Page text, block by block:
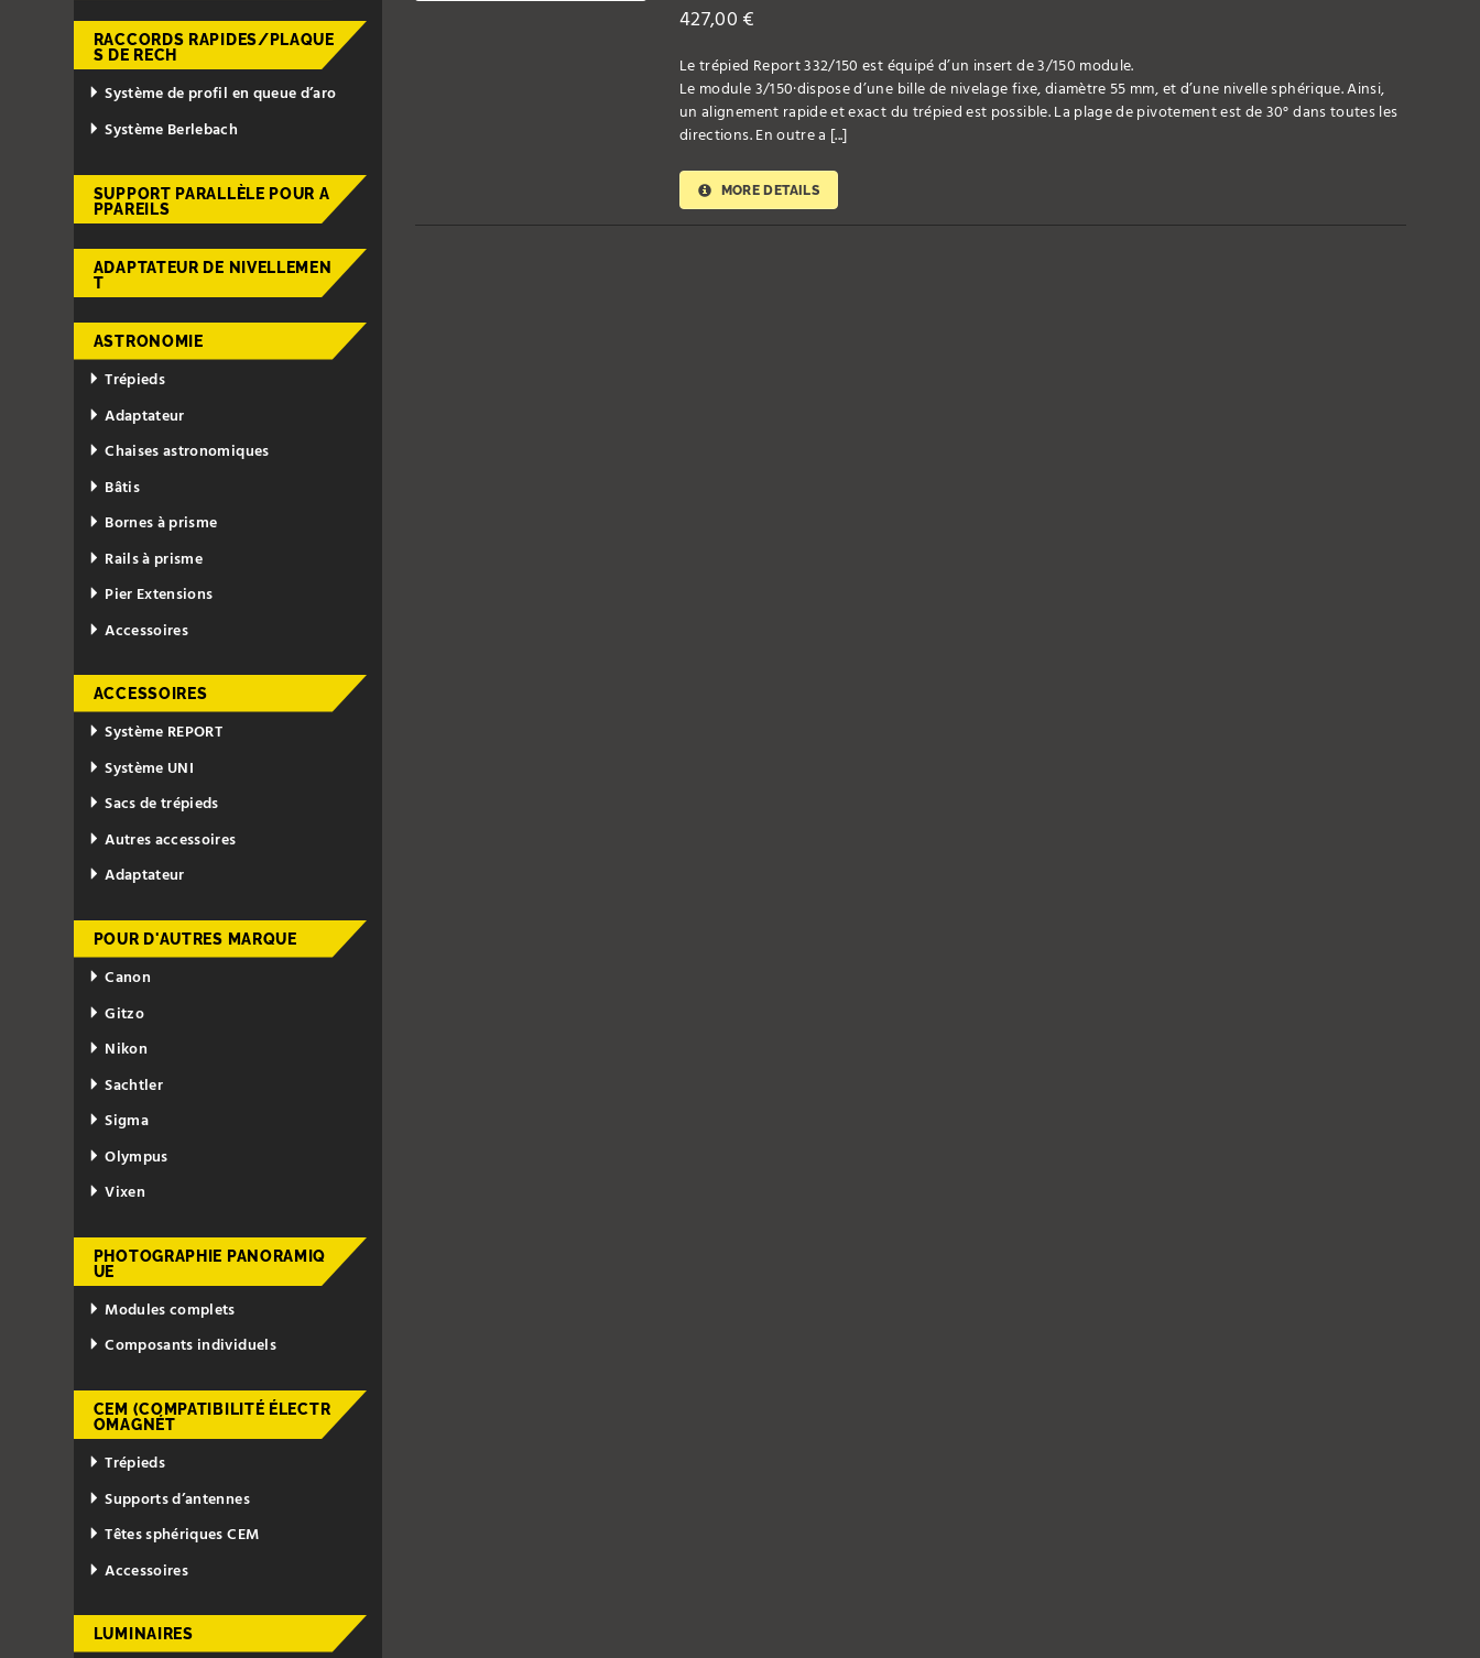
427,00 €
Le trépied Report 332/150 est équipé d’un insert de 3/150 module.
Le module 3/150·dispose d’une bille de nivelage fixe, diamètre 55 mm, et d’une nivelle sphérique. Ainsi,
un alignement rapide et exact du trépied est possible. La plage de pivotement est de 30° dans toutes les
directions. En outre a [...]
MORE DETAILS
RACCORDS RAPIDES/PLAQUE
S DE RECH
Système de profil en queue d’aro
Système Berlebach
SUPPORT PARALLÈLE POUR A
PPAREILS
ADAPTATEUR DE NIVELLEMEN
T
ASTRONOMIE
Trépieds
Adaptateur
Chaises astronomiques
Bâtis
Bornes à prisme
Rails à prisme
Pier Extensions
Accessoires
ACCESSOIRES
Système REPORT
Système UNI
Sacs de trépieds
Autres accessoires
Adaptateur
POUR D'AUTRES MARQUE
Canon
Gitzo
Nikon
Sachtler
Sigma
Olympus
Vixen
PHOTOGRAPHIE PANORAMIQ
UE
Modules complets
Composants individuels
CEM (COMPATIBILITÉ ÉLECTR
OMAGNÉT
Trépieds
Supports d’antennes
Têtes sphériques CEM
Accessoires
LUMINAIRES